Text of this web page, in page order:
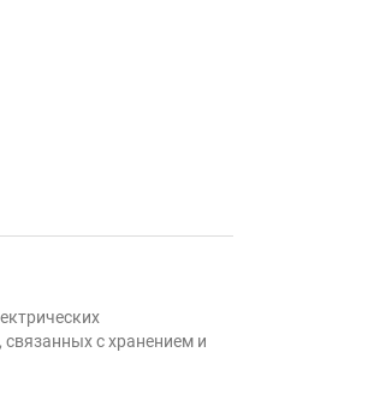
с хранением и